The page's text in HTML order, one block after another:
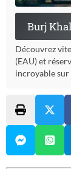
Burj
Découvrez
(EAU) et
incroyable sur